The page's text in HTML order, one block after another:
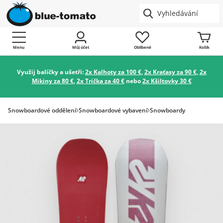
Menu Můj účet Oblíbené Košík
Využij balíčky a ušetři:2x Kalhoty za 100 €,2x Kraťasy za 90 €,2x
Mikiny za 80 €,2x Trička za 40 €nebo2x Kšiltovky 30 €
Snowboardové oddělení Snowboardové vybavení Snowboardy